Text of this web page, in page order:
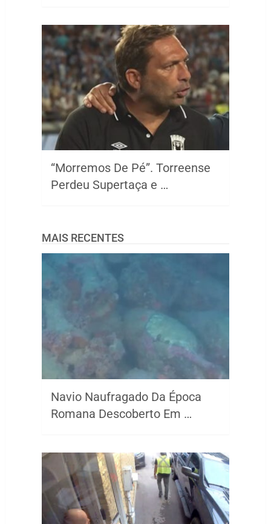
“Morremos De Pé”. Torreense
Perdeu Supertaça e …
MAIS RECENTES
Navio Naufragado Da Época
Romana Descoberto Em …